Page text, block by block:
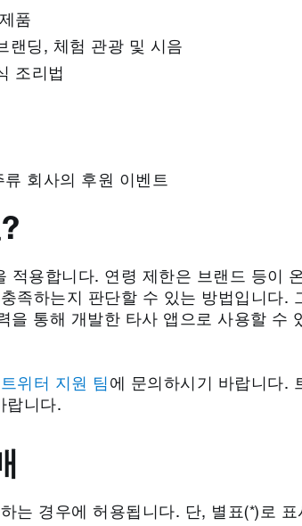
품
랜딩, 체험 관광 및 시음
조리법
회사의 후원 이벤트
적용합니다. 연령 제한은 브랜드 등이
족하는지 판단할 수 있는 방법입니다.
통해 개발한 타사 앱으로 사용할 수
트위터 지원 팀에 문의하시기 바랍니다.
랍니다.
는 경우에 허용됩니다. 단, 별표(*)로